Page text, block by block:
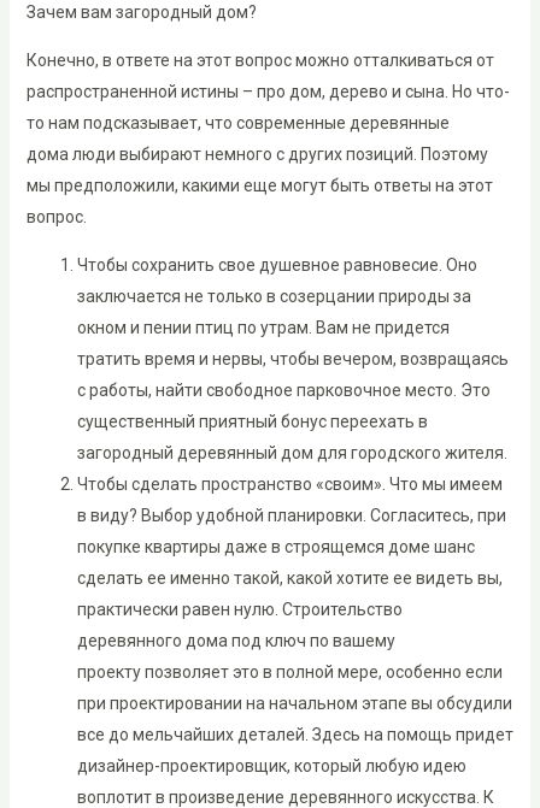
Зачем вам загородный дом?
Конечно, в ответе на этот вопрос можно отталкиваться от
распространенной истины – про дом, дерево и сына. Но что-
то нам подсказывает, что современные деревянные
дома люди выбирают немного с других позиций. Поэтому
мы предположили, какими еще могут быть ответы на этот
вопрос.
Чтобы сохранить свое душевное равновесие. Оно
заключается не только в созерцании природы за
окном и пении птиц по утрам. Вам не придется
тратить время и нервы, чтобы вечером, возвращаясь
с работы, найти свободное парковочное место. Это
существенный приятный бонус переехать в
загородный деревянный дом для городского жителя.
Чтобы сделать пространство «своим». Что мы имеем
в виду? Выбор удобной планировки. Согласитесь, при
покупке квартиры даже в строящемся доме шанс
сделать ее именно такой, какой хотите ее видеть вы,
практически равен нулю. Строительство
деревянного дома под ключ по вашему
проекту позволяет это в полной мере, особенно если
при проектировании на начальном этапе вы обсудили
все до мельчайших деталей. Здесь на помощь придет
дизайнер-проектировщик, который любую идею
воплотит в произведение деревянного искусства. К